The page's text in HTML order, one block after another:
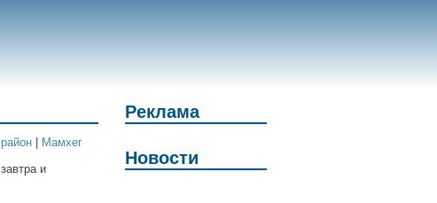
Мамхег
и
Реклама
Новости